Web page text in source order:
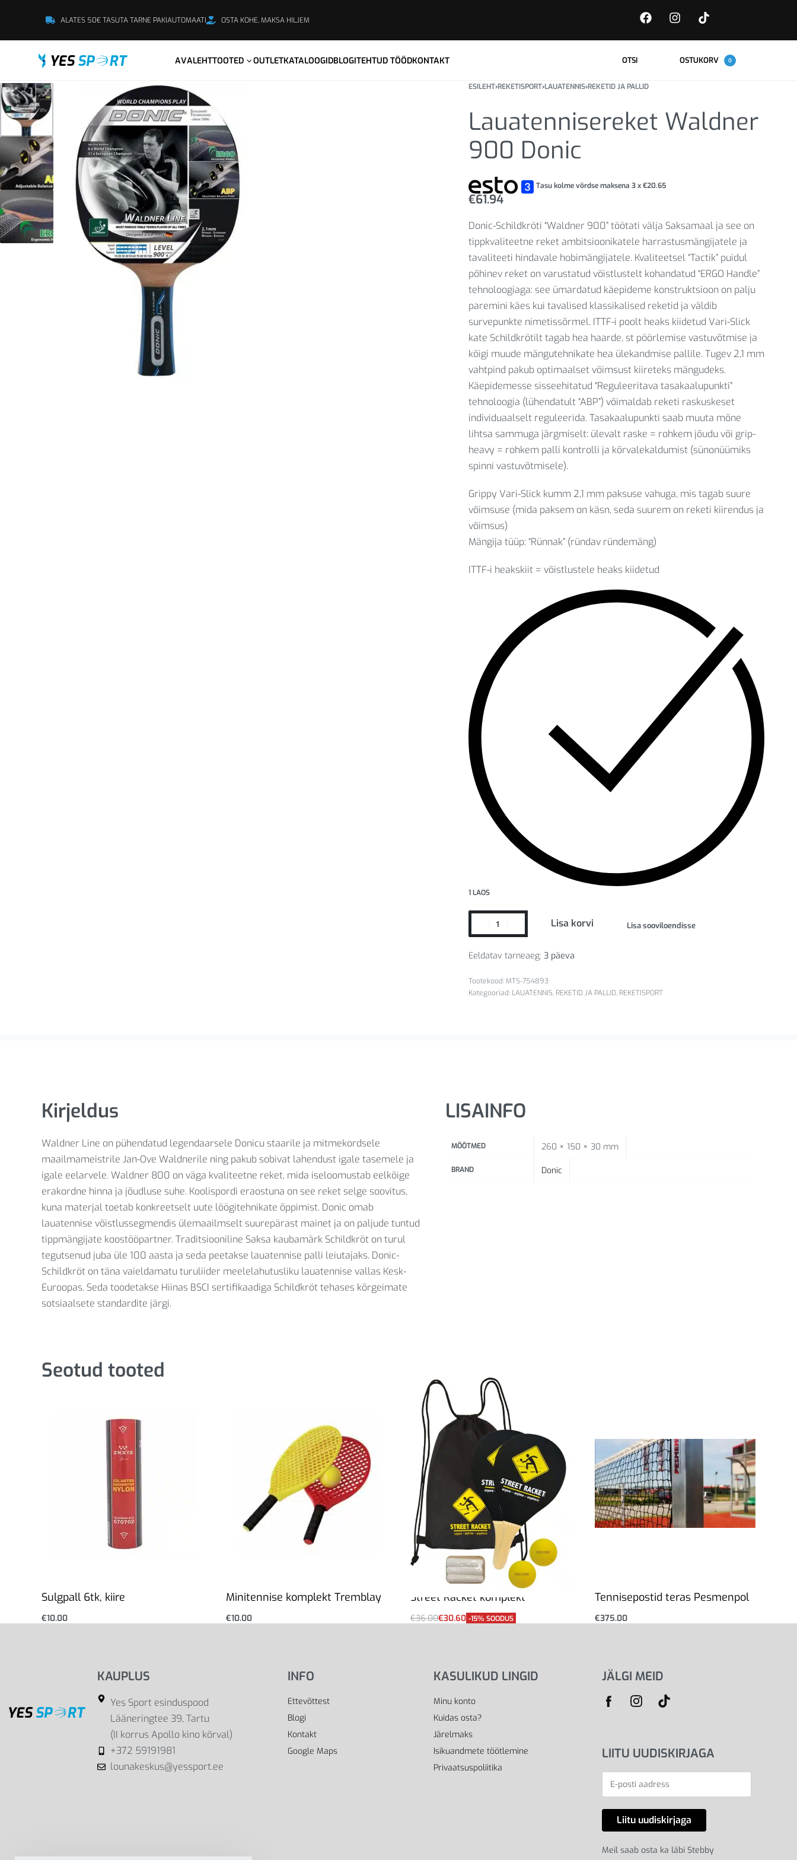
ALATES 50€ TASUTA TARNE PAKIAUTOMAATI OSTA KOHE, MAKSA HILJEM
AVALEHTTOOTED OUTLETKATALOOGIDBLOGITEHTUD TÖÖDKONTAKT OTSI OSTUKORV 0
ESILEHT›REKETISPORT›LAUATENNIS›REKETID JA PALLID
Lauatennisereket Waldner
900 Donic
Tasu kolme võrdse maksena 3 x€20.65
€61.94
Donic-Schildkröti “Waldner 900” töötati välja Saksamaal ja see on
tippkvaliteetne reket ambitsioonikatele harrastusmängijatele ja
tavaliteeti hindavale hobimängijatele. Kvaliteetsel “Tactik” puidul
põhinev reket on varustatud võistlustelt kohandatud “ERGO Handle”
tehnoloogiaga: see ümardatud käepideme konstruktsioon on palju
paremini käes kui tavalised klassikalised reketid ja väldib
survepunkte nimetissõrmel. ITTF-i poolt heaks kiidetud Vari-Slick
kate Schildkrötilt tagab hea haarde, st pöörlemise vastuvõtmise ja
kõigi muude mängutehnikate hea ülekandmise pallile. Tugev 2,1 mm
vahtpind pakub optimaalset võimsust kiireteks mängudeks.
Käepidemesse sisseehitatud “Reguleeritava tasakaalupunkti”
tehnoloogia (lühendatult “ABP”) võimaldab reketi raskuskeset
individuaalselt reguleerida. Tasakaalupunkti saab muuta mõne
lihtsa sammuga järgmiselt: ülevalt raske = rohkem jõudu või grip-
heavy = rohkem palli kontrolli ja kõrvalekaldumist (sünonüümiks
spinni vastuvõtmisele).
Grippy Vari-Slick kumm 2,1 mm paksuse vahuga, mis tagab suure
võimsuse (mida paksem on käsn, seda suurem on reketi kiirendus ja
võimsus)
Mängija tüüp: “Rünnak” (ründav ründemäng)
ITTF-i heakskiit = võistlustele heaks kiidetud
1 LAOS
Lisa korvi Lisa sooviloendisse
Eeldatav tarneaeg: 3 päeva
MTS-754893
Kategooriad: LAUATENNIS, REKETID JA PALLID, REKETISPORT
Kirjeldus
Waldner Line on pühendatud legendaarsele Donicu staarile ja mitmekordsele
maailmameistrile Jan-Ove Waldnerile ning pakub sobivat lahendust igale tasemele ja
igale eelarvele. Waldner 800 on väga kvaliteetne reket, mida iseloomustab eelkõige
erakordne hinna ja jõudluse suhe. Koolispordi eraostuna on see reket selge soovitus,
kuna materjal toetab konkreetselt uute löögitehnikate õppimist. Donic omab
lauatennise võistlussegmendis ülemaailmselt suurepärast mainet ja on paljude tuntud
tippmängijate koostööpartner. Traditsiooniline Saksa kaubamärk Schildkröt on turul
tegutsenud juba üle 100 aasta ja seda peetakse lauatennise palli leiutajaks. Donic-
Schildkröt on täna vaieldamatu turuliider meelelahutusliku lauatennise vallas Kesk-
Euroopas. Seda toodetakse Hiinas BSCI sertifikaadiga Schildkröt tehases kõrgeimate
sotsiaalsete standardite järgi.
LISAINFO
MÕÕTMED 260 × 150 × 30 mm
BRAND Donic
Seotud tooted
Sulgpall 6tk, kiire
€10.00
Minitennise komplekt Tremblay
€10.00
Street Racket komplekt
€36.00€30.60 -15% SOODUS
Tennisepostid teras Pesmenpol
€375.00
KAUPLUS
Yes Sport esinduspood
Lääneringtee 39, Tartu
(II korrus Apollo kino kõrval)
+372 59191981
lounakeskus@yessport.ee
INFO
Ettevõttest
Blogi
Kontakt
Google Maps
KASULIKUD LINGID
Minu konto
Kuidas osta?
Järelmaks
Isikuandmete töötlemine
Privaatsuspoliitika
JÄLGI MEID
LIITU UUDISKIRJAGA
Meil saab osta ka läbi Stebby